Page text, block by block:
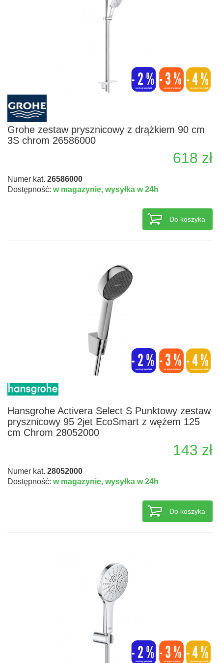
Grohe zestaw prysznicowy z drążkiem 90 cm
3S chrom 26586000
618 zł
Numer kat. 26586000
Dostępność: w magazynie, wysyłka w 24h
Do koszyka
Hansgrohe Activera Select S Punktowy zestaw
prysznicowy 95 2jet EcoSmart z wężem 125
cm Chrom 28052000
143 zł
Numer kat. 28052000
Dostępność: w magazynie, wysyłka w 24h
Do koszyka